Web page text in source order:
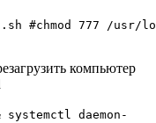
#chmod 777 /usr/
компьютер
daemon-